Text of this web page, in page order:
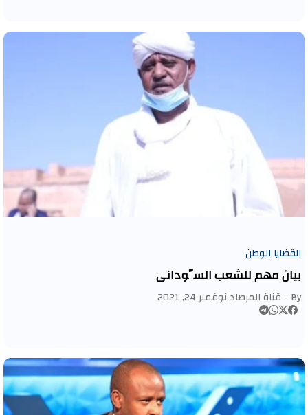
القضايا الوطن
بيان مهم للشعب السُّوداني
By - قناة المرصاد نوفمبر 24, 2021